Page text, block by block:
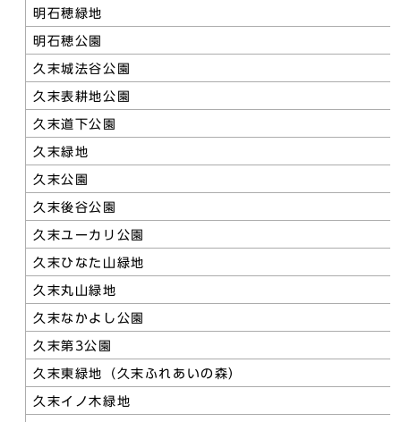
明石穂緑地
明石穂公園
久末城法谷公園
久末表耕地公園
久末道下公園
久末緑地
久末公園
久末後谷公園
久末ユーカリ公園
久末ひなた山緑地
久末丸山緑地
久末なかよし公園
久末第3公園
久末東緑地（久末ふれあいの森）
久末イノ木緑地